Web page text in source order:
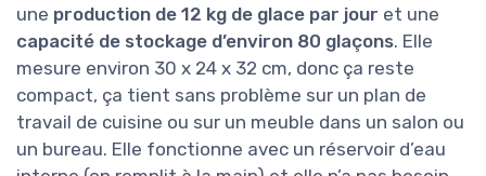
une production de 12 kg de glace par jour et une
capacité de stockage d’environ 80 glaçons. Elle
mesure environ 30 x 24 x 32 cm, donc ça reste
compact, ça tient sans problème sur un plan de
travail de cuisine ou sur un meuble dans un salon ou
un bureau. Elle fonctionne avec un réservoir d’eau